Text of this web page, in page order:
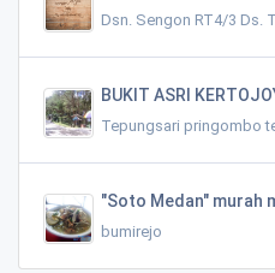
Dsn. Sengon RT4/3 Ds.
BUKIT ASRI
Tepungsari pringombo
"Soto Medan" murah
bumirejo